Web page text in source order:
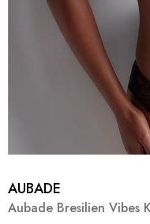
AUBADE
Aubade Bresilien Vibes